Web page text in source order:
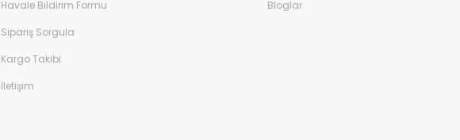
Havale Bildirim Formu
Sipariş Sorgula
Kargo Takibi
İletişim
Bloglar